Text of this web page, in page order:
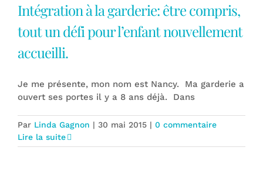
Intégration à la garderie: être compris,
tout un défi pour l’enfant nouvellement
accueilli.
Je me présente, mon nom est Nancy. Ma garderie a
ouvert ses portes il y a 8 ans déjà. Dans
Par Linda Gagnon | 30 mai 2015 | 0 commentaire
Lire la suite